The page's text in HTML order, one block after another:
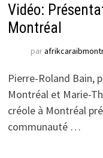
Vidéo:
Montréal
par
Pierre-Roland Bain,
Montréal et Marie-
créole à Montréal
communauté …